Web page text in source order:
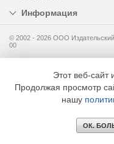
Информация
© 2002 - 2026 OOO
00
Этот веб-сайт
Продолжая просмотр
нашу
ОК.